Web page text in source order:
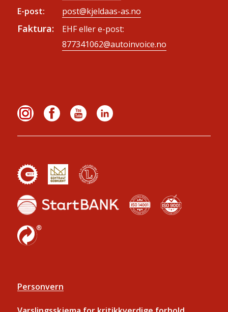
E-post:
post@kjeldaas-as.no
Faktura:
EHF eller e-post:
877341062@autoinvoice.no
Personvern